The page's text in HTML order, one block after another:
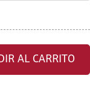
AL CARRITO